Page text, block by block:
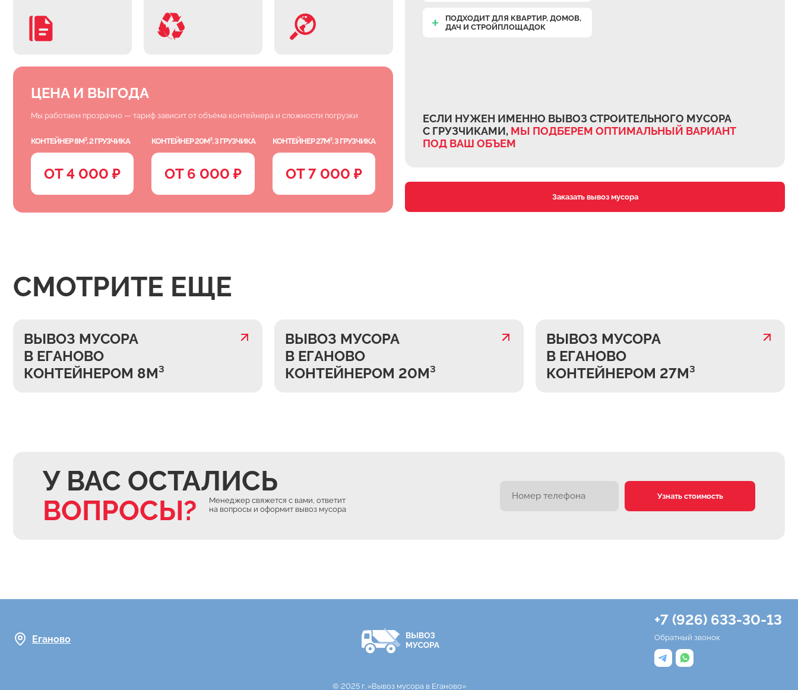
ЦЕНА И ВЫГОДА
Мы работаем прозрачно — тариф зависит от объёма контейнера и сложности погрузки
КОНТЕЙНЕР 8М³, 2 ГРУЗЧИКА
ОТ 4 000 ₽
КОНТЕЙНЕР 20М³, 3 ГРУЗЧИКА
ОТ 6 000 ₽
КОНТЕЙНЕР 27М³, 3 ГРУЗЧИКА
ОТ 7 000 ₽
ПОДХОДИТ ДЛЯ КВАРТИР, ДОМОВ,
ДАЧ И СТРОЙПЛОЩАДОК
ЕСЛИ НУЖЕН ИМЕННО ВЫВОЗ СТРОИТЕЛЬНОГО МУСОРА
С ГРУЗЧИКАМИ, МЫ ПОДБЕРЕМ ОПТИМАЛЬНЫЙ ВАРИАНТ
ПОД ВАШ ОБЪЕМ
Заказать вывоз мусора
СМОТРИТЕ ЕЩЕ
ВЫВОЗ МУСОРА
В ЕГАНОВО
КОНТЕЙНЕРОМ 8М³
ВЫВОЗ МУСОРА
В ЕГАНОВО
КОНТЕЙНЕРОМ 20М³
ВЫВОЗ МУСОРА
В ЕГАНОВО
КОНТЕЙНЕРОМ 27М³
У ВАС ОСТАЛИСЬ
ВОПРОСЫ?
Менеджер свяжется с вами, ответит
на вопросы и оформит вывоз мусора
Узнать стоимость
Еганово
+7 (926) 633-30-13
Обратный звонок
© 2025 г. «Вывоз мусора в Еганово»